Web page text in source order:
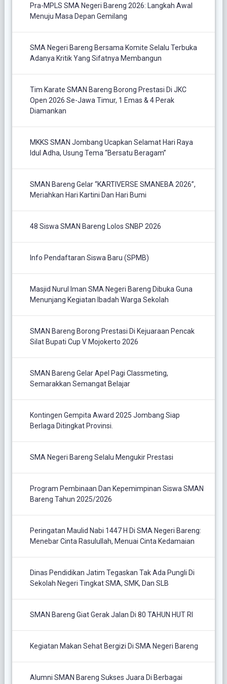
Pra-MPLS SMA Negeri Bareng 2026: Langkah Awal
Menuju Masa Depan Gemilang
SMA Negeri Bareng Bersama Komite Selalu Terbuka
Adanya Kritik Yang Sifatnya Membangun
Tim Karate SMAN Bareng Borong Prestasi Di JKC
Open 2026 Se-Jawa Timur, 1 Emas & 4 Perak
Diamankan
MKKS SMAN Jombang Ucapkan Selamat Hari Raya
Idul Adha, Usung Tema “Bersatu Beragam”
SMAN Bareng Gelar “KARTIVERSE SMANEBA 2026”,
Meriahkan Hari Kartini Dan Hari Bumi
48 Siswa SMAN Bareng Lolos SNBP 2026
Info Pendaftaran Siswa Baru (SPMB)
Masjid Nurul Iman SMA Negeri Bareng Dibuka Guna
Menunjang Kegiatan Ibadah Warga Sekolah
SMAN Bareng Borong Prestasi Di Kejuaraan Pencak
Silat Bupati Cup V Mojokerto 2026
SMAN Bareng Gelar Apel Pagi Classmeting,
Semarakkan Semangat Belajar
Kontingen Gempita Award 2025 Jombang Siap
Berlaga Ditingkat Provinsi.
SMA Negeri Bareng Selalu Mengukir Prestasi
Program Pembinaan Dan Kepemimpinan Siswa SMAN
Bareng Tahun 2025/2026
Peringatan Maulid Nabi 1447 H Di SMA Negeri Bareng:
Menebar Cinta Rasulullah, Menuai Cinta Kedamaian
Dinas Pendidikan Jatim Tegaskan Tak Ada Pungli Di
Sekolah Negeri Tingkat SMA, SMK, Dan SLB
SMAN Bareng Giat Gerak Jalan Di 80 TAHUN HUT RI
Kegiatan Makan Sehat Bergizi Di SMA Negeri Bareng
Alumni SMAN Bareng Sukses Juara Di Berbagai